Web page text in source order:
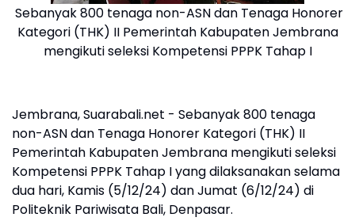
Sebanyak 800 tenaga non-ASN dan Tenaga Honorer
Kategori (THK) II Pemerintah Kabupaten Jembrana
mengikuti seleksi Kompetensi PPPK Tahap I
Jembrana, Suarabali.net - Sebanyak 800 tenaga
non-ASN dan Tenaga Honorer Kategori (THK) II
Pemerintah Kabupaten Jembrana mengikuti seleksi
Kompetensi PPPK Tahap I yang dilaksanakan selama
dua hari, Kamis (5/12/24) dan Jumat (6/12/24) di
Politeknik Pariwisata Bali, Denpasar.